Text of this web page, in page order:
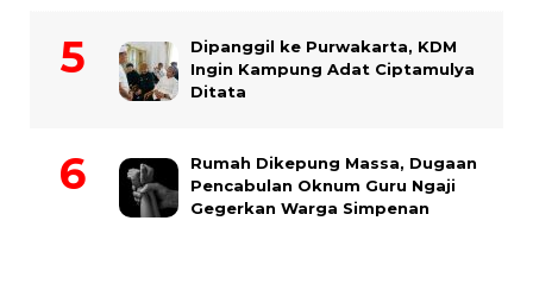
Dipanggil ke Purwakarta, KDM
Ingin Kampung Adat Ciptamulya
Ditata
Rumah Dikepung Massa, Dugaan
Pencabulan Oknum Guru Ngaji
Gegerkan Warga Simpenan